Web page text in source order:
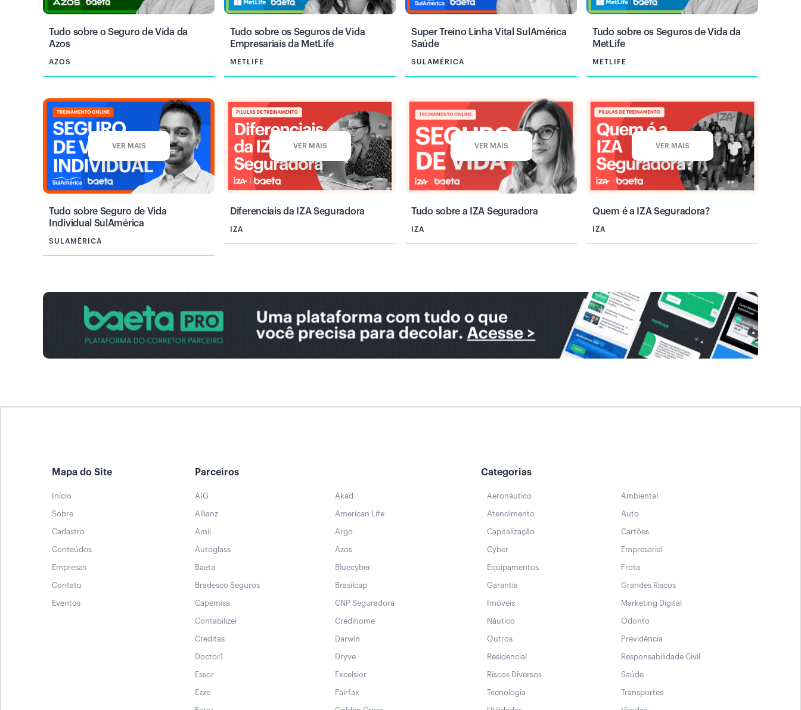
Tudo sobre o Seguro de Vida da
Azos
AZOS
Tudo sobre os Seguros de Vida
Empresariais da MetLife
METLIFE
Super Treino Linha Vital SulAmérica
Saúde
SULAMÉRICA
Tudo sobre os Seguros de Vida da
MetLife
METLIFE
VER MAIS
Tudo sobre Seguro de Vida
Individual SulAmérica
SULAMÉRICA
VER MAIS
Diferenciais da IZA Seguradora
IZA
VER MAIS
Tudo sobre a IZA Seguradora
IZA
VER MAIS
Quem é a IZA Seguradora?
IZA
Mapa do Site
Início
Sobre
Cadastro
Conteúdos
Empresas
Contato
Eventos
Parceiros
AIG Akad
Allianz American Life
Amil Argo
Autoglass Azos
Baeta Bluecyber
Bradesco Seguros Brasilcap
Capemisa CNP Seguradora
Contabilizei Credihome
Creditas Darwin
Doctor1 Dryve
Essor Excelsior
Ezze Fairfax
Categorias
Aeronáutico Ambiental
Atendimento Auto
Capitalização Cartões
Cyber Empresarial
Equipamentos Frota
Garantia Grandes Riscos
Imóveis Marketing Digital
Náutico Odonto
Outros Previdência
Residencial Responsabilidade Civil
Riscos Diversos Saúde
Tecnologia Transportes